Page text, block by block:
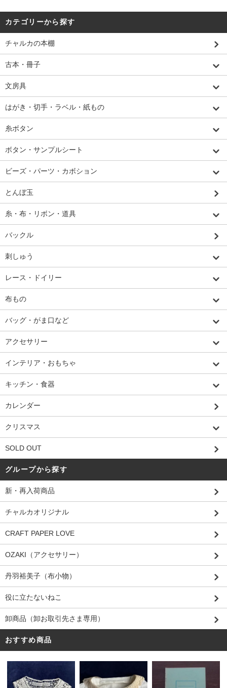
カテゴリーから探す
チャルカの本棚
古本・冊子
文房具
はがき・切手・ラベル・紙もの
糸ボタン
ボタン・サンプルシート
ビーズ・パーツ・カボション
とんぼ玉
糸・布・リボン・道具
バックル
刺しゅう
レース・ドイリー
布もの
バッグ・がま口など
アクセサリー
インテリア・おもちゃ
キッチン・食器
カレンダー
クリスマス
SOLD OUT
グループから探す
新・再入荷商品
チャルカオリジナル
CRAFT PAPER LOVE
OZAKI（アクセサリー）
丹羽裕美子（布小物）
役に立たないねこ
卸商品（卸お取引先さま専用）
おすすめ商品